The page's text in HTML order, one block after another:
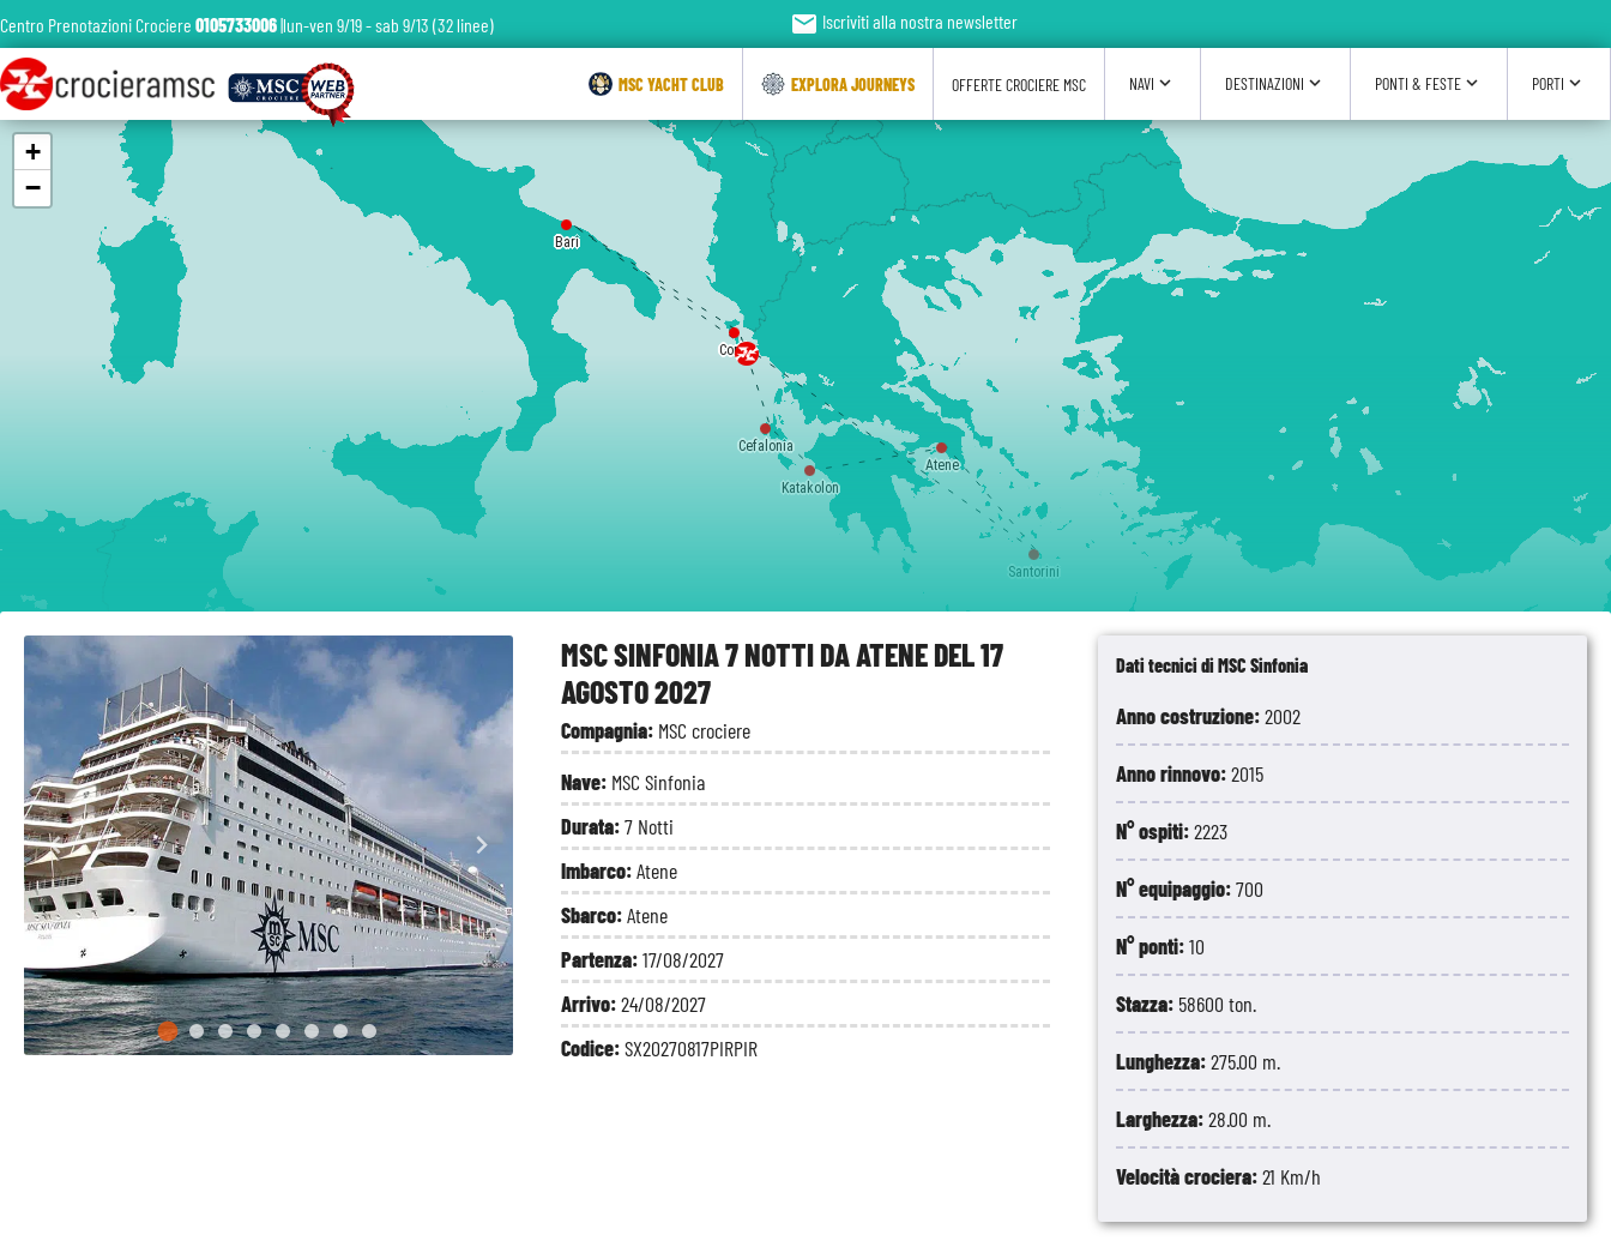
MSC SINFONIA 7 NOTTI DA ATENE DEL 17
AGOSTO 2027
Compagnia: MSC crociere
Nave: MSC Sinfonia
Durata:7 Notti
Imbarco:Atene
Sbarco:Atene
Partenza:17/08/2027
Arrivo:24/08/2027
Codice:SX20270817PIRPIR
Dati tecnici di MSC Sinfonia
Anno costruzione:2002
Anno rinnovo:2015
N° ospiti:2223
N° equipaggio:700
N° ponti:10
Stazza: 58600 ton.
Lunghezza:275.00 m.
Larghezza:28.00 m.
Velocità crociera:21 Km/h
Atene
Katakolon
Cefalonia
Corfù
Bari
Santorini
+
−
Centro Prenotazioni Crociere 0105733006|lun-ven 9/19 - sab 9/13 (32 linee) email Iscriviti alla nostra newsletter
MSC YACHT CLUB EXPLORA JOURNEYS OFFERTE CROCIERE MSC NAVI expand_more DESTINAZIONI expand_more PONTI & FESTE expand_more PORTI expand_more